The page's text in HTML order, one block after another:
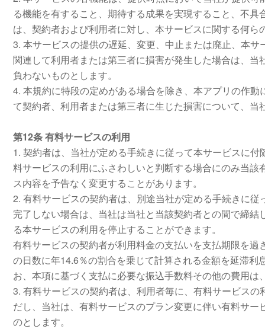
る機能を有すること、期待する成果を実現すること、不
は、契約者および利用者に対し、本サービスに関する何ら
3. 本サービスの提供の遅延、変更、中止または廃止、本
関連して利用者または第三者に損害が発生した場合は、
負わないものとします。
4. 本規約に特段の定めがある場合を除き、本アプリの作
て契約者、利用者または第三者に生じた損害について、
第12条 有料サービスの利用
1. 契約者は、当社が定める手続きに従って本サービスに
料サービスの利用にふさわしいと判断する場合にのみ当
ス内容を予告なく変更することがあります。
2. 有料サービスの契約者は、別途当社が定める手続きに
完了しない場合は、当社は当社と当該契約者との間で締
る本サービスの利用を停止することができます。
有料サービスの契約者が利用料金の支払いを支払期限を
の日数に年14.6％の割合を乗じて計算される金額を延滞
お、本項に基づく支払に必要な振込手数料その他の費用
3. 有料サービスの契約者は、利用者毎に、有料サービス
だし、当社は、有料サービスのプラン変更に伴い有料サ
のとします。